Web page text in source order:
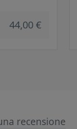
44,00 €
recensione